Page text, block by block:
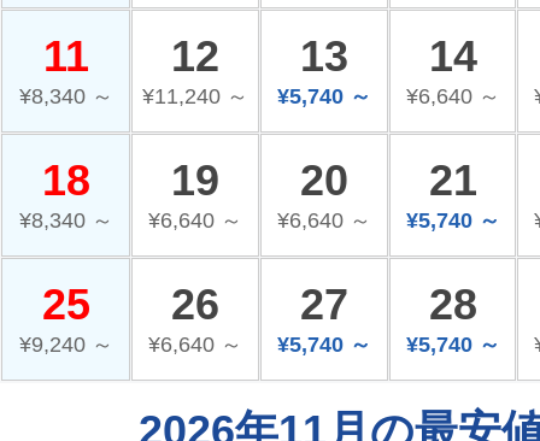
11
¥8,340 ～
12
¥11,240 ～
13
¥5,740 ～
14
¥6,640 ～
18
¥8,340 ～
19
¥6,640 ～
20
¥6,640 ～
21
¥5,740 ～
25
¥9,240 ～
26
¥6,640 ～
27
¥5,740 ～
28
¥5,740 ～
2026年11月の最安